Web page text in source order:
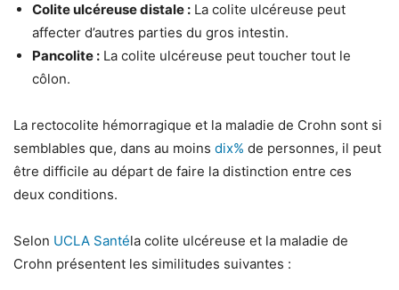
Colite ulcéreuse distale : La colite ulcéreuse peut
affecter d’autres parties du gros intestin.
Pancolite : La colite ulcéreuse peut toucher tout le
côlon.
La rectocolite hémorragique et la maladie de Crohn sont si
semblables que, dans au moins dix% de personnes, il peut
être difficile au départ de faire la distinction entre ces
deux conditions.
Selon UCLA Santéla colite ulcéreuse et la maladie de
Crohn présentent les similitudes suivantes :